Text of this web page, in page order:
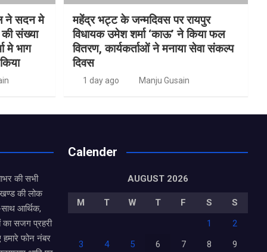
ने सदन मे
की संख्या
मे भाग
महेंद्र भट्ट के जन्मदिवस पर रायपुर
विधायक उमेश शर्मा ‘काऊ’ ने किया फल
वितरण, कार्यकर्ताओं ने मनाया सेवा संकल्प
दिवस
1 day ago Manju Gusain
की सभी
की लोक
आर्थिक,
का सजग प्रहरी
फोन नंबर
Calender
AUGUST 2026
M T W T F S
S
1
2
3
4 5 6 7 8 9